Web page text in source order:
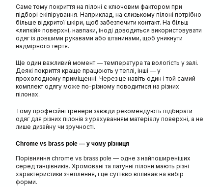
Саме тому покриття на пілоні є ключовим фактором при
підборі екіпірування. Наприклад, на слизькому пілоні потрібно
більше відкритої шкіри, щоб забезпечити контакт. На більш
«липкій» поверхні, навпаки, іноді доводиться використовувати
одяг із довшими рукавами або штанинами, щоб уникнути
надмірного тертя.
Ще один важливий момент — температура та вологість у залі.
Деякі покриття краще працюють у теплі, інші — у
прохолодному приміщенні. Через це навіть один і той самий
комплект одягу може по-різному поводитися на різних
пілонах.
Тому професійні тренери завжди рекомендують підбирати
одяг для різних пілонів з урахуванням матеріалу поверхні, а не
лише дизайну чи зручності.
Chrome vs brass pole — у чому різниця
Порівняння chrome vs brass pole — одне з найпоширеніших
серед танцівників. Хромовані та латунні пілони мають різні
характеристики зчеплення, і це суттєво впливає на вибір
форми.